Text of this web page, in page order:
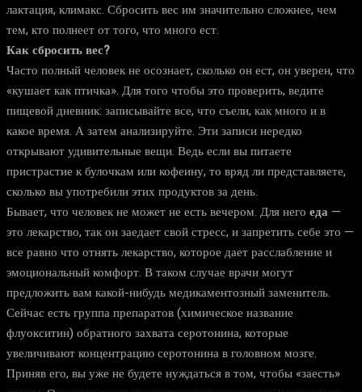
лактация, климакс. Сбросить вес им значительно сложнее, чем
тем, кто полнеет от того, что много ест.
Как сбросить вес?
Часто полный человек не осознает, сколько он ест, он уверен, что
«кушает как птичка». Для того чтобы это проверить, ведите
пищевой дневник: записывайте все, что съели, как много и в
какое время. А затем анализируйте. Эти записи нередко
открывают удивительные вещи. Ведь если вы питаете
пристрастие к булочкам или кофеину, то вряд ли представляете,
сколько вы употребили этих продуктов за день.
Бывает, что человек не может не есть вечером. Для него еда —
это лекарство, так он заедает свой стресс, и запретить себе это —
все равно что отнять лекарство, которое дает расслабление и
эмоциональный комфорт. В таком случае врачи могут
предложить вам какой-нибудь медикаментозный заменитель.
Сейчас есть группа препаратов (химическое название
флуокситин) обратного захвата серотонина, которые
увеличивают концентрацию серотонина в головном мозге.
Приняв его, вы уже не будете нуждаться в том, чтобы «заесть»